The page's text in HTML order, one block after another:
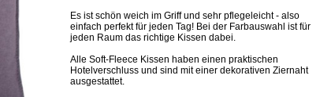
Es ist schön weich im Griff und sehr pflegeleicht - also
einfach perfekt für jeden Tag! Bei der Farbauswahl ist für
jeden Raum das richtige Kissen dabei.
Alle Soft-Fleece Kissen haben einen praktischen
Hotelverschluss und sind mit einer dekorativen Ziernaht
ausgestattet.